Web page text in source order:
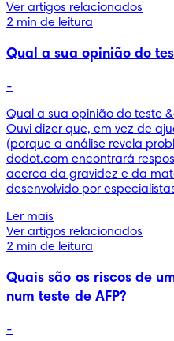
Ver artigos relacionados
2 min de leitura
Qual a sua opinião do
-
Qual a sua opinião do teste
Ouvi dizer que, em vez de
(porque a análise revela
dodot.com encontrará
acerca da gravidez e da
desenvolvido por
Ler mais
Ver artigos relacionados
2 min de leitura
Quais são os riscos de
num teste de AFP?
-